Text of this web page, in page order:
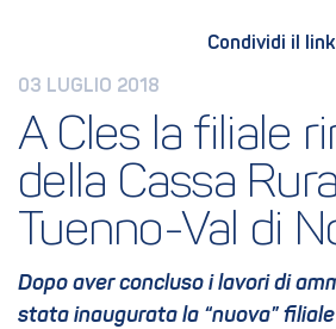
03 LUGLIO 2018
Condividi il
A Cles la filiale
della Cassa
Tuenno-Val di
Dopo aver concluso i lavori di
stata inaugurata la “nuova”